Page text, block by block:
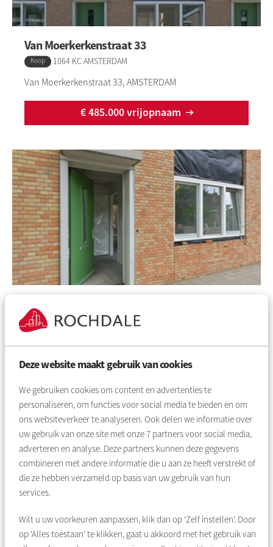
Deze website maakt gebruik van cookies
We gebruiken cookies om content en advertenties te
personaliseren, om functies voor social media te bieden en om
ons websiteverkeer te analyseren. Ook delen we informatie over
uw gebruik van onze site met onze7 partners voor social media,
adverteren en analyse. Deze partners kunnen deze gegevens
combineren met andere informatie die u aan ze heeft verstrekt of
die ze hebben verzameld op basis van uw gebruik van hun
services.
Wilt u uw voorkeuren aanpassen, klik dan op ‘Zelf instellen’. Door
op ‘Alles toestaan’ te klikken, gaat u akkoord met het gebruik van
Van Moerkerkenstraat 33
Type:
Koop 1064 KC AMSTERDAM
Van Moerkerkenstraat 33, AMSTERDAM
€ 485.000 vrijopnaam
Type:
Koop 1064 KC AMSTERDAM
€ 475.000 vrijopnaam